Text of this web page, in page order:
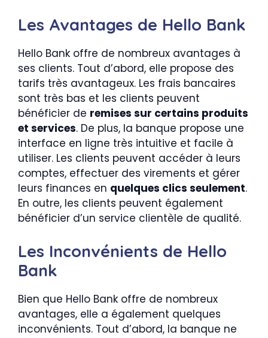
Les Avantages de Hello Bank
Hello Bank offre de nombreux avantages à
ses clients. Tout d’abord, elle propose des
tarifs très avantageux. Les frais bancaires
sont très bas et les clients peuvent
bénéficier de remises sur certains produits
et services. De plus, la banque propose une
interface en ligne très intuitive et facile à
utiliser. Les clients peuvent accéder à leurs
comptes, effectuer des virements et gérer
leurs finances en quelques clics seulement.
En outre, les clients peuvent également
bénéficier d’un service clientèle de qualité.
Les Inconvénients de Hello
Bank
Bien que Hello Bank offre de nombreux
avantages, elle a également quelques
inconvénients. Tout d’abord, la banque ne